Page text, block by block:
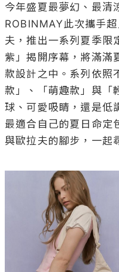
今年盛夏最夢幻、最清
ROBINMAY此次攜手
夫，推出一系列夏季限
紫」揭開序幕，將滿滿
款設計之中。系列依照
款」、「萌趣款」與「
球、可愛吸睛，還是低
最適合自己的夏日命定
與歐拉夫的腳步，一起